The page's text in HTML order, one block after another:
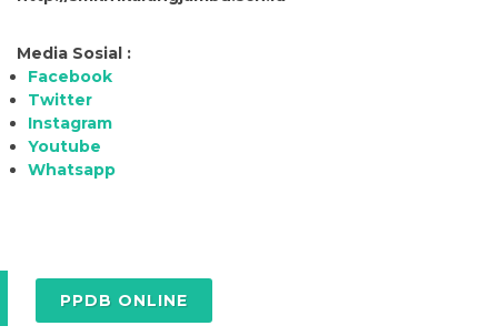
Media Sosial :
Facebook
Twitter
Instagram
Youtube
Whatsapp
PPDB ONLINE